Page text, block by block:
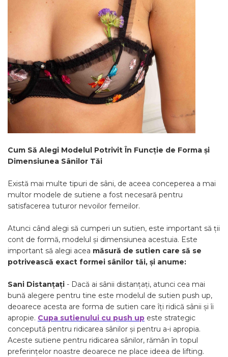
Cum Să Alegi Modelul Potrivit În Funcție de Forma și
Dimensiunea Sânilor Tăi
Există mai multe tipuri de sâni, de aceea conceperea a mai
multor modele de sutiene a fost necesară pentru
satisfacerea tuturor nevoilor femeilor.
Atunci când alegi să cumperi un sutien, este important să ții
cont de formă, modelul și dimensiunea acestuia. Este
important să alegi acea măsură de sutien care să se
potrivească exact formei sânilor tăi, și anume:
Sani Distanțați - Dacă ai sânii distanțați, atunci cea mai
bună alegere pentru tine este modelul de sutien push up,
deoarece acesta are forma de sutien care îți ridică sânii și îi
apropie. Cupa sutienului cu push up este strategic
concepută pentru ridicarea sânilor și pentru a-i apropia.
Aceste sutiene pentru ridicarea sânilor, rămân în topul
preferințelor noastre deoarece ne place ideea de lifting.